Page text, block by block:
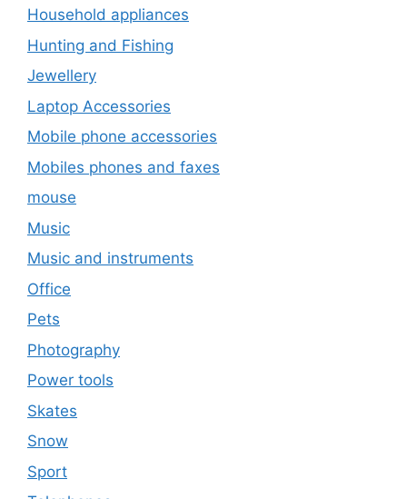
Household appliances
Hunting and Fishing
Jewellery
Laptop Accessories
Mobile phone accessories
Mobiles phones and faxes
mouse
Music
Music and instruments
Office
Pets
Photography
Power tools
Skates
Snow
Sport